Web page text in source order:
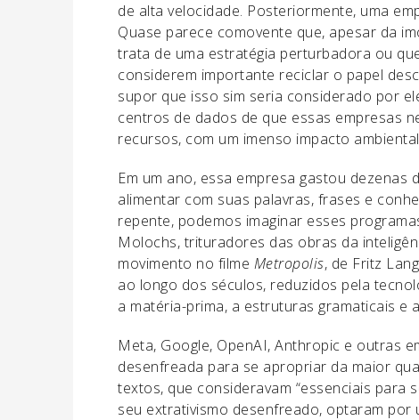
de alta velocidade. Posteriormente, uma
Quase parece comovente que, apesar da
trata de uma estratégia perturbadora ou
considerem importante reciclar o papel
supor que isso sim seria considerado por
centros de dados de que essas empresas
recursos, com um imenso impacto
Em um ano, essa empresa gastou
alimentar com suas palavras, frases e
repente, podemos imaginar esses
Molochs, trituradores das obras da
movimento no filme Metropolis, de Fritz
ao longo dos séculos, reduzidos pela
a matéria-prima, a estruturas gramaticais e
Meta, Google, OpenAI, Anthropic e outras
desenfreada para se apropriar da maior
textos, que consideravam “essenciais para
seu extrativismo desenfreado, optaram